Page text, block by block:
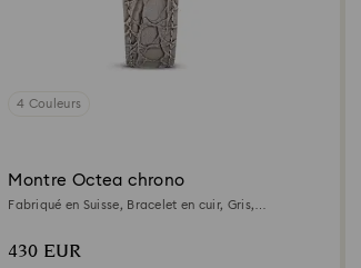
4 Couleurs
Montre Octea chrono
Fabriqué en Suisse, Bracelet en cuir, Gris,
430 EUR